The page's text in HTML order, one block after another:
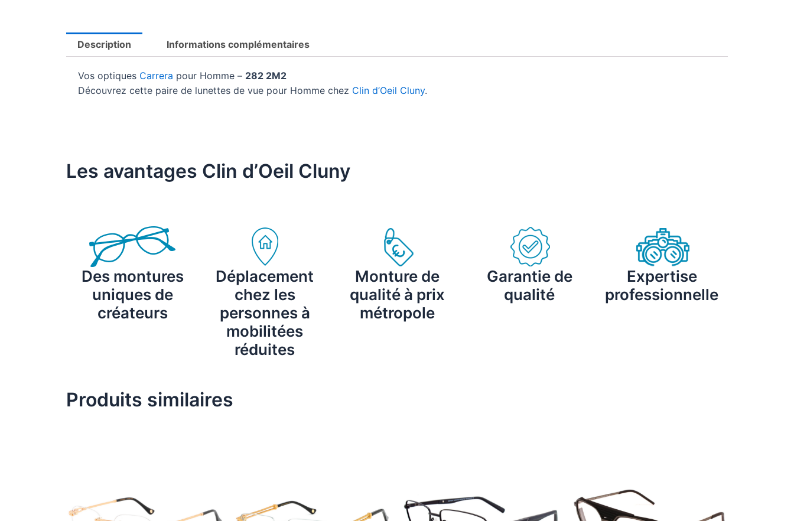
Description Informations complémentaires
Vos optiques Carrera pour Homme – 282 2M2
Découvrez cette paire de lunettes de vue pour Homme chez Clin d’Oeil Cluny.
Les avantages Clin d’Oeil Cluny
Des montures
uniques de
créateurs
Déplacement
chez les
personnes à
mobilitées
réduites
Monture de
qualité à prix
métropole
Garantie de
qualité
Expertise
professionnelle
Produits similaires